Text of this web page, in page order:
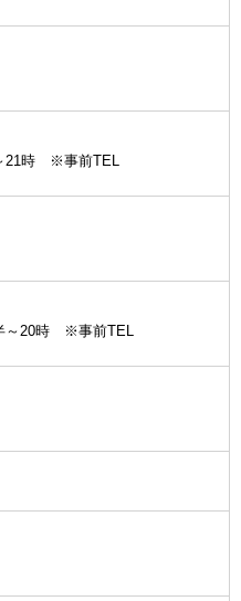
21時 ※事前TEL
～20時 ※事前TEL